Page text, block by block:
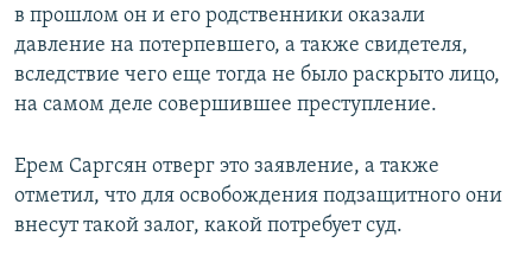
в прошлом он и его родственники оказали
давление на потерпевшего, а также свидетеля,
вследствие чего еще тогда не было раскрыто лицо,
на самом деле совершившее преступление.
Ерем Саргсян отверг это заявление, а также
отметил, что для освобождения подзащитного они
внесут такой залог, какой потребует суд.